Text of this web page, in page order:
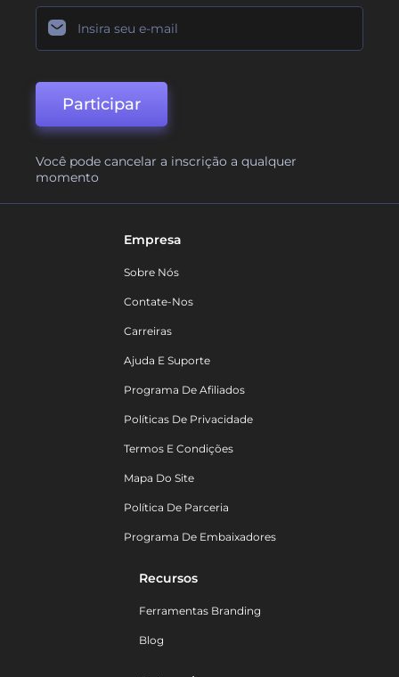
Participar
Você pode cancelar a inscrição a qualquer
momento
Empresa
Sobre Nós
Contate-Nos
Carreiras
Ajuda E Suporte
Programa De Afiliados
Políticas De Privacidade
Termos E Condições
Mapa Do Site
Política De Parceria
Programa De Embaixadores
Recursos
Ferramentas Branding
Blog